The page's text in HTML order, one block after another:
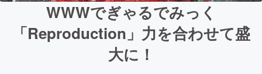
WWWでぎゃるでみっく
「Reproduction」力を合わせて盛
大に！